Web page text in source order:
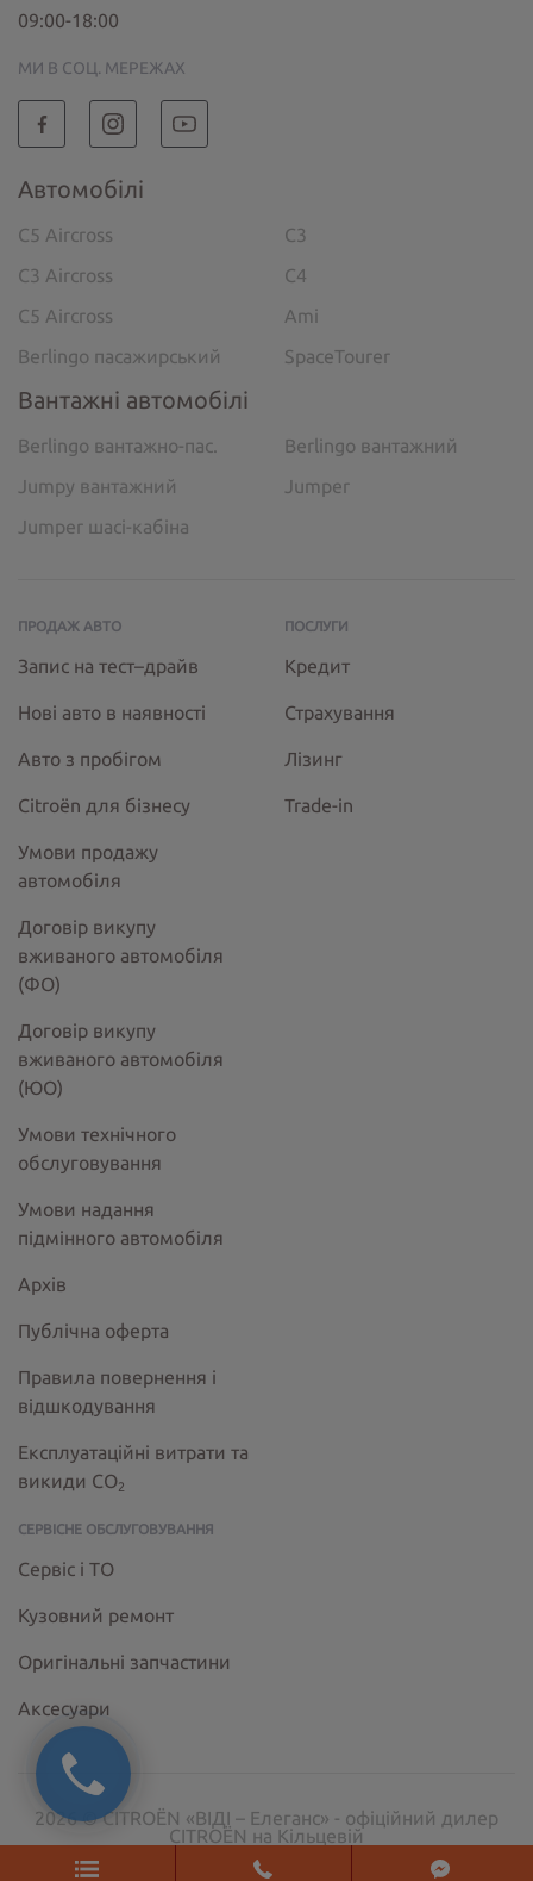
09:00-18:00
МИ В СОЦ. МЕРЕЖАХ
Автомобілі
C5 Aircross
C3
C3 Aircross
C4
C5 Aircross
Ami
Berlingo пасажирський
SpaceTourer
Вантажні автомобілі
Berlingo вантажно-пас.
Berlingo вантажний
Jumpy вантажний
Jumper
Jumper шасі-кабіна
ПРОДАЖ АВТО
Запис на тест–драйв
Нові авто в наявності
Авто з пробігом
Citroёn для бізнесу
Умови продажу
автомобіля
Договір викупу
вживаного автомобіля
(ФО)
Договір викупу
вживаного автомобіля
(ЮО)
Умови технічного
обслуговування
Умови надання
підмінного автомобіля
Архів
Публічна оферта
Правила повернення і
відшкодування
Експлуатаційні витрати та
викиди СО2
ПОСЛУГИ
Кредит
Страхування
Лізинг
Trade-in
СЕРВІСНЕ ОБСЛУГОВУВАННЯ
Сервіс і ТО
Кузовний ремонт
Оригінальні запчастини
Аксесуари
2026 © CITROËN «ВІДІ – Елеганс» - офіційний дилер
CITROËN на Кільцевій